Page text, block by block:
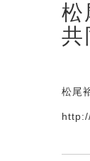
松
共
松尾